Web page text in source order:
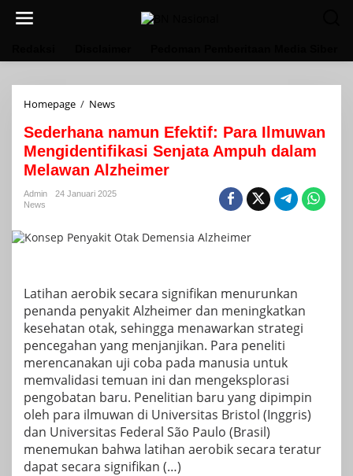
Homepage / NewsSederhana
Efektif:
Para
Ilmuwan
Mengidentifikasi
Senjata
Melawan
Alzheimer
Sederhana namun Efektif: Para Ilmuwan
Mengidentifikasi Senjata Ampuh dalam
Melawan Alzheimer
Admin
24 Januari 2025
News
Latihan aerobik secara signifikan menurunkan
penanda penyakit Alzheimer dan meningkatkan
kesehatan otak, sehingga menawarkan strategi
pencegahan yang menjanjikan. Para peneliti
merencanakan uji coba pada manusia untuk
memvalidasi temuan ini dan mengeksplorasi
pengobatan baru. Penelitian baru yang dipimpin
oleh para ilmuwan di Universitas Bristol (Inggris)
dan Universitas Federal São Paulo (Brasil)
menemukan bahwa latihan aerobik secara teratur
dapat secara signifikan (…)